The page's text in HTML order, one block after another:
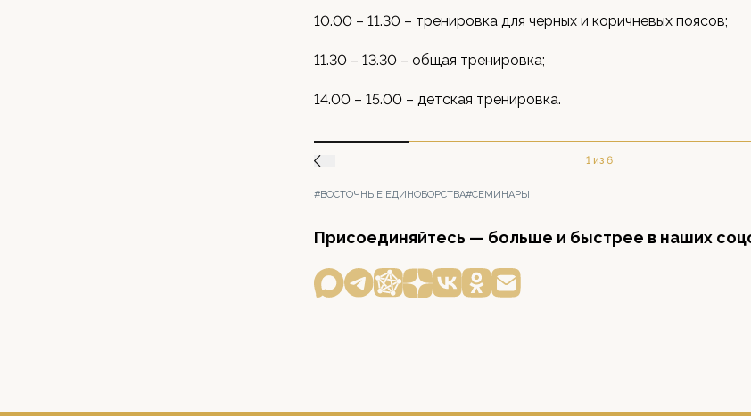
10.00 – 11.30 – тренировка для черных и коричневых поясов;
11.30 – 13.30 – общая тренировка;
14.00 – 15.00 – детская тренировка.
1 из 6
#ВОСТОЧНЫЕ ЕДИНОБОРСТВА#СЕМИНАРЫ
Присоединяйтесь — больше и быстрее в наших